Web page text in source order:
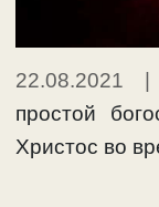
22.08.2021
простой
Христос во